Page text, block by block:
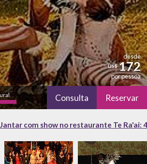
desde
US$ 172
por pessoa
Consulta Reservar
Jantar com show no restaurante Te Ra'ai: